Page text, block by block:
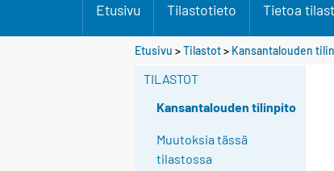
Etusivu Tilastotieto Tietoa
Etusivu >Tilastot> Kansantalouden
TILASTOT
Kansantalouden tilinpito
Muutoksia tässä
tilastossa